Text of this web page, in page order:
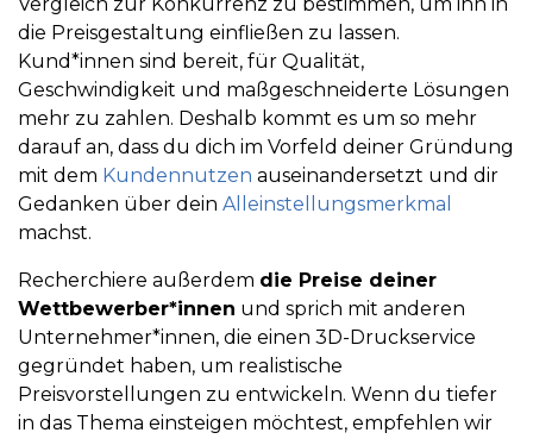
die Preisgestaltung einfließen zu lassen.
Kund*innen sind bereit, für Qualität,
Geschwindigkeit und maßgeschneiderte Lösungen
mehr zu zahlen. Deshalb kommt es um so mehr
darauf an, dass du dich im Vorfeld deiner Gründung
mit dem Kundennutzen auseinandersetzt und dir
Gedanken über dein Alleinstellungsmerkmal
machst.
Recherchiere außerdem die Preise deiner
Wettbewerber*innen und sprich mit anderen
Unternehmer*innen, die einen 3D-Druckservice
gegründet haben, um realistische
Preisvorstellungen zu entwickeln. Wenn du tiefer
in das Thema einsteigen möchtest, empfehlen wir